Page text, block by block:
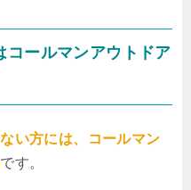
コールマンアウトドア
い方には、コールマン
です。